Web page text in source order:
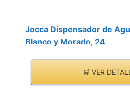
Jocca Dispensador de
Blanco y Morado, 24
🛒 VER